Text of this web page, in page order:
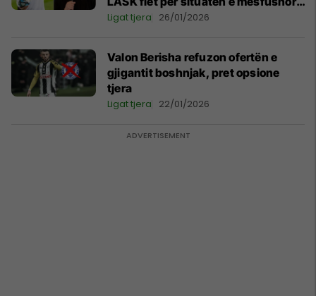
të Kosovës
Ligat tjera 26/01/2026
Valon Berisha refuzon ofertën e
gjigantit boshnjak, pret opsione
tjera
Ligat tjera 22/01/2026